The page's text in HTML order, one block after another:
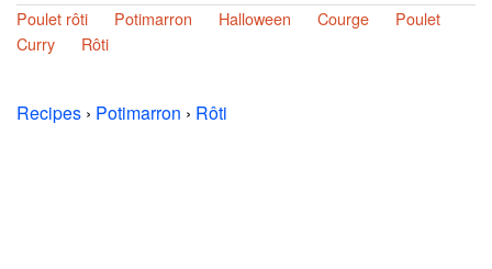
Poulet rôti
Potimarron Halloween Courge
Poulet
Curry
Rôti
Recipes › Potimarron › Rôti